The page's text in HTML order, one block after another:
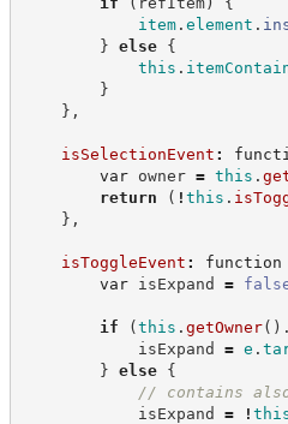
item. element .
} else
{
this .
}
} ,
isSelectionEvent :
var owner = this .
return
( ! this .
} ,
isToggleEvent : function
var isExpand =
if (this . getOwner( ) .
isExpand = e .
} else
{
// contains
isExpand = !